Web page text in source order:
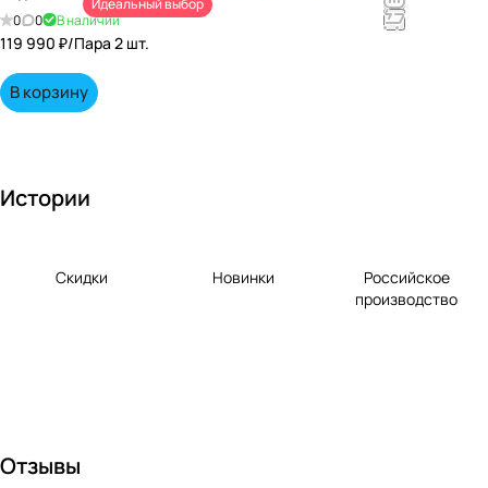
непревзойд
0 0 В наличии
Идеальный выбор
119 990 ₽/Пара 2 шт.
В корзину
Истории
Скидки Новинки
Российское
производство
Отзывы